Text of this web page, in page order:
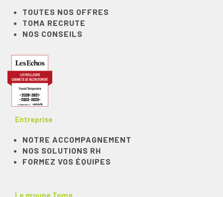
TOUTES NOS OFFRES
TOMA RECRUTE
NOS CONSEILS
Entreprise
NOTRE ACCOMPAGNEMENT
NOS SOLUTIONS RH
FORMEZ VOS ÉQUIPES
Le groupe Toma